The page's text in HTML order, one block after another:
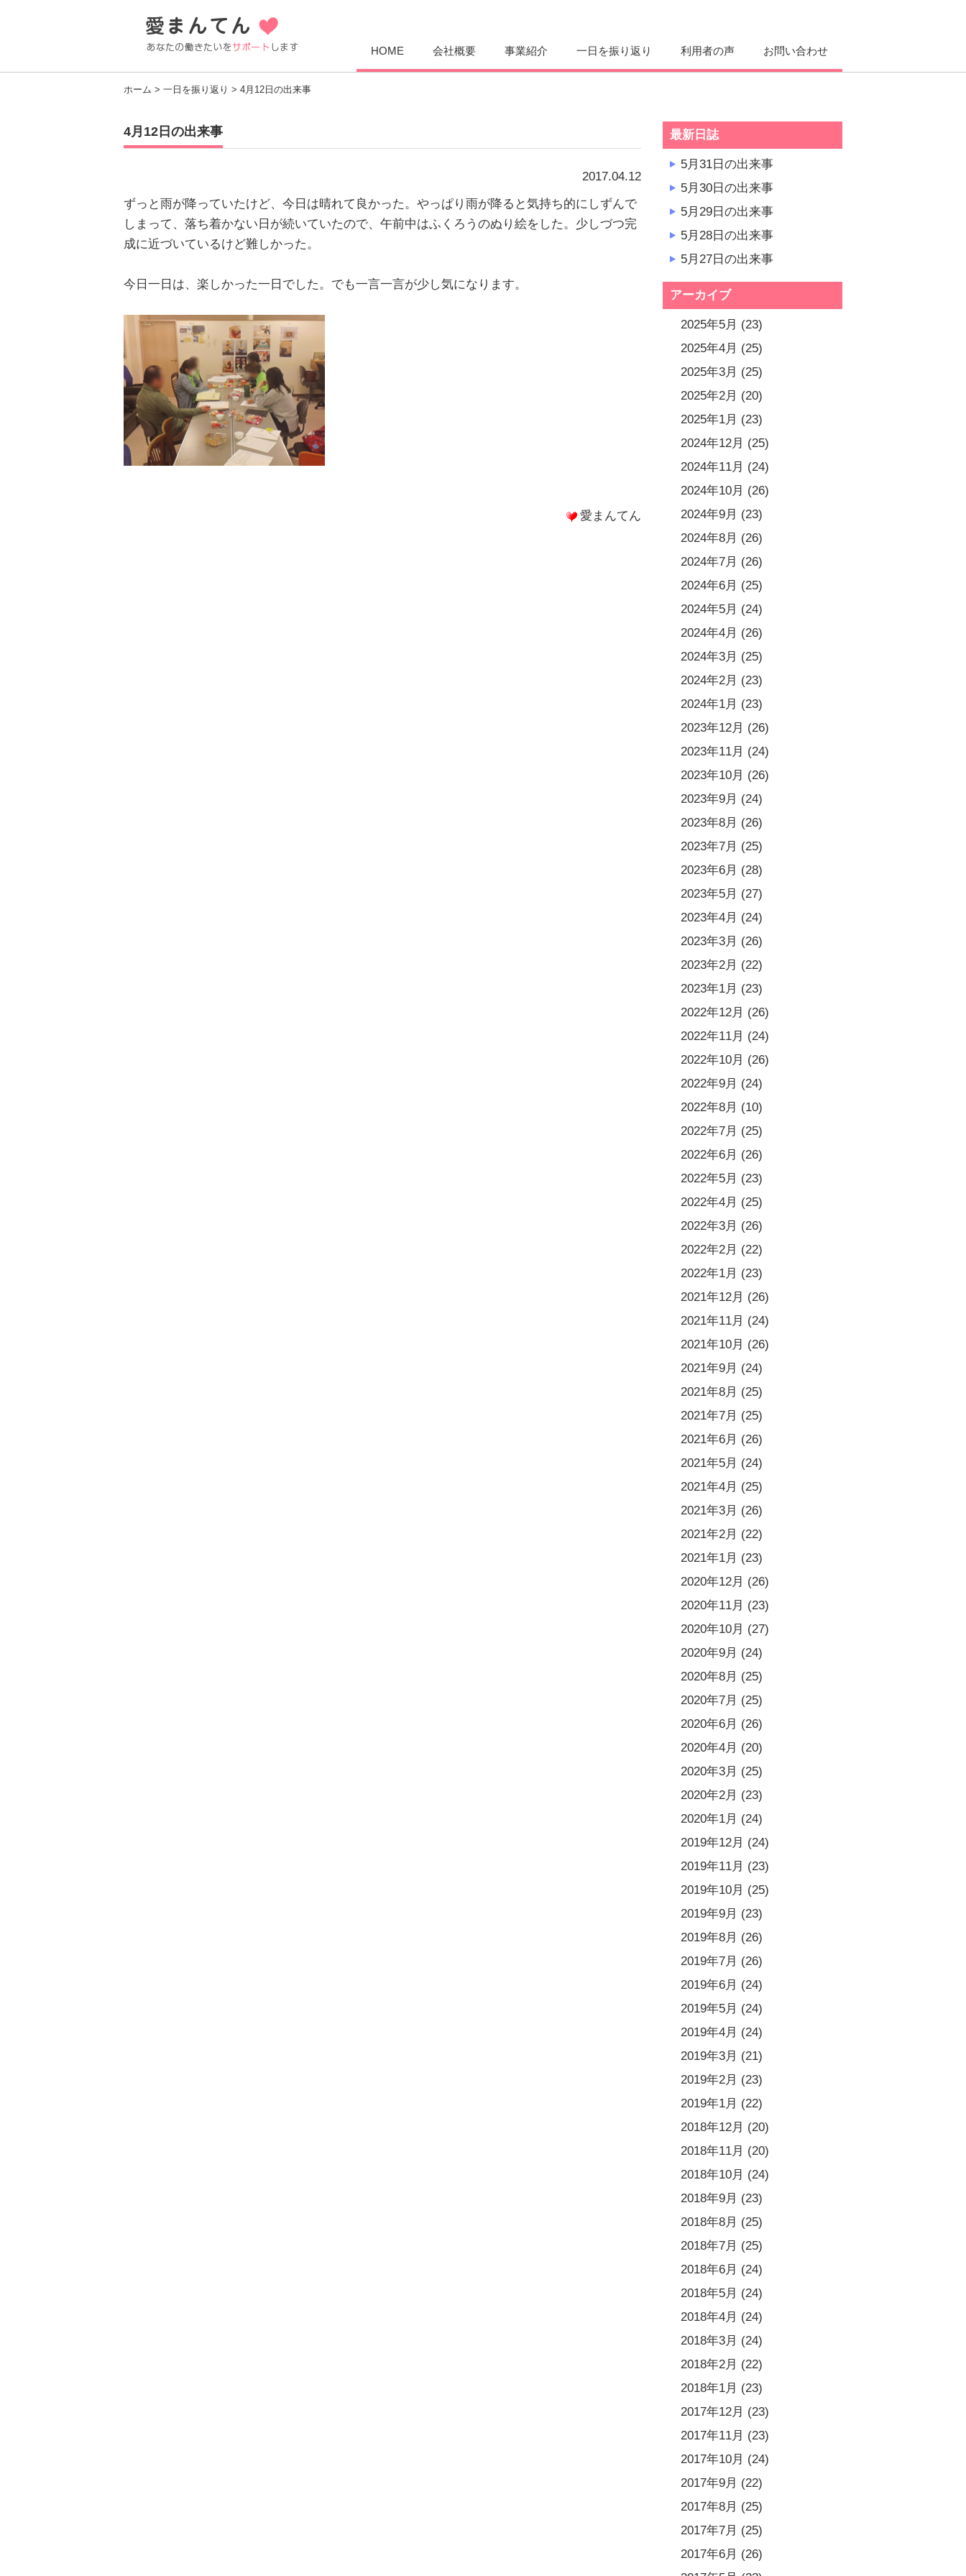
HOME 会社概要 事業紹介 一日を振り返り 利用者の声 お問い合わせ
ホーム > 一日を振り返り > 4月12日の出来事
4月12日の出来事
2017.04.12
ずっと雨が降っていたけど、今日は晴れて良かった。やっぱり雨が降ると気持ち的にしずんで
しまって、落ち着かない日が続いていたので、午前中はふくろうのぬり絵をした。少しづつ完
成に近づいているけど難しかった。
今日一日は、楽しかった一日でした。でも一言一言が少し気になります。
愛まんてん
最新日誌
5月31日の出来事
5月30日の出来事
5月29日の出来事
5月28日の出来事
5月27日の出来事
アーカイブ
2025年5月 (23)
2025年4月 (25)
2025年3月 (25)
2025年2月 (20)
2025年1月 (23)
2024年12月 (25)
2024年11月 (24)
2024年10月 (26)
2024年9月 (23)
2024年8月 (26)
2024年7月 (26)
2024年6月 (25)
2024年5月 (24)
2024年4月 (26)
2024年3月 (25)
2024年2月 (23)
2024年1月 (23)
2023年12月 (26)
2023年11月 (24)
2023年10月 (26)
2023年9月 (24)
2023年8月 (26)
2023年7月 (25)
2023年6月 (28)
2023年5月 (27)
2023年4月 (24)
2023年3月 (26)
2023年2月 (22)
2023年1月 (23)
2022年12月 (26)
2022年11月 (24)
2022年10月 (26)
2022年9月 (24)
2022年8月 (10)
2022年7月 (25)
2022年6月 (26)
2022年5月 (23)
2022年4月 (25)
2022年3月 (26)
2022年2月 (22)
2022年1月 (23)
2021年12月 (26)
2021年11月 (24)
2021年10月 (26)
2021年9月 (24)
2021年8月 (25)
2021年7月 (25)
2021年6月 (26)
2021年5月 (24)
2021年4月 (25)
2021年3月 (26)
2021年2月 (22)
2021年1月 (23)
2020年12月 (26)
2020年11月 (23)
2020年10月 (27)
2020年9月 (24)
2020年8月 (25)
2020年7月 (25)
2020年6月 (26)
2020年4月 (20)
2020年3月 (25)
2020年2月 (23)
2020年1月 (24)
2019年12月 (24)
2019年11月 (23)
2019年10月 (25)
2019年9月 (23)
2019年8月 (26)
2019年7月 (26)
2019年6月 (24)
2019年5月 (24)
2019年4月 (24)
2019年3月 (21)
2019年2月 (23)
2019年1月 (22)
2018年12月 (20)
2018年11月 (20)
2018年10月 (24)
2018年9月 (23)
2018年8月 (25)
2018年7月 (25)
2018年6月 (24)
2018年5月 (24)
2018年4月 (24)
2018年3月 (24)
2018年2月 (22)
2018年1月 (23)
2017年12月 (23)
2017年11月 (23)
2017年10月 (24)
2017年9月 (22)
2017年8月 (25)
2017年7月 (25)
2017年6月 (26)